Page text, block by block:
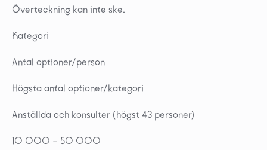
Överteckning kan inte ske.
Kategori
Antal optioner/person
Högsta antal optioner/kategori
Anställda och konsulter (högst 43 personer)
10 000 – 50 000